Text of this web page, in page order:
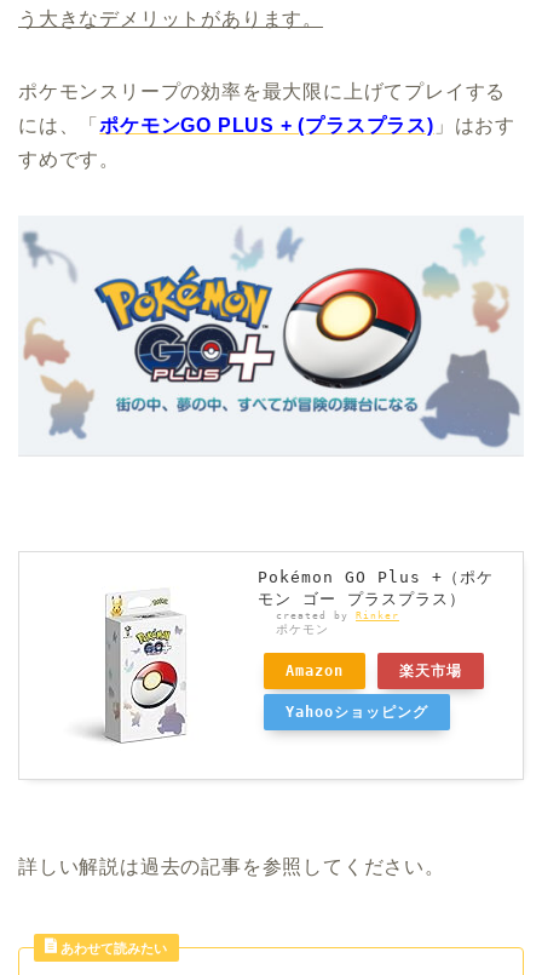
う大きなデメリットがあります。
ポケモンスリープの効率を最大限に上げてプレイする
には、「ポケモンGO PLUS + (プラスプラス) 」はおす
すめです。
Pokémon GO Plus +（ポケ
モン ゴー プラスプラス）
created by Rinker
ポケモン
Amazon 楽天市場
Yahooショッピング
詳しい解説は過去の記事を参照してください。